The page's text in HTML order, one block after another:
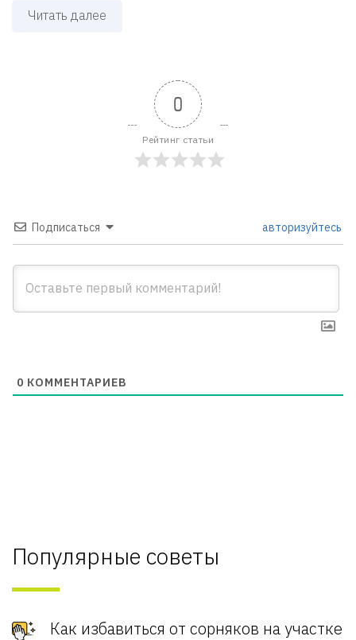
Читать далее
0
Рейтинг статьи
Подписаться авторизуйтесь
0 КОММЕНТАРИЕВ
Популярные советы
Как избавиться от сорняков на участке